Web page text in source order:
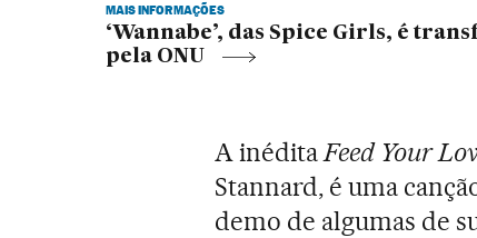
MAIS INFORMAÇÕES
‘Wannabe’, das Spice Girls, é
pela ONU
A inéditaFeed Your
Stannard, é uma
demo de algumas de